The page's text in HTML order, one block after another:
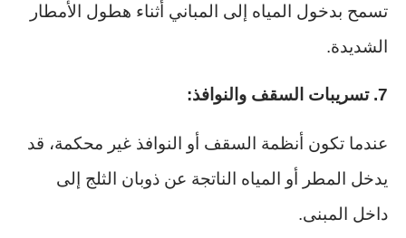
تسمح بدخول المياه إلى المباني أثناء هطول الأمطار
الشديدة.
7. تسريبات السقف والنوافذ:
عندما تكون أنظمة السقف أو النوافذ غير محكمة، قد
يدخل المطر أو المياه الناتجة عن ذوبان الثلج إلى
داخل المبنى.